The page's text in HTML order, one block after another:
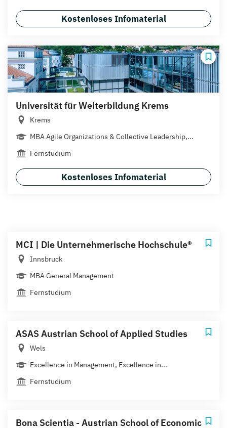
Kostenloses Infomaterial
Universität für Weiterbildung Krems
Krems
MBA Agile Organizations & Collective Leadership,...
Fernstudium
Kostenloses Infomaterial
MCI | Die Unternehmerische Hochschule®
Innsbruck
MBA General Management
Fernstudium
ASAS Austrian School of Applied Studies
Wels
Excellence in Management, Excellence in...
Fernstudium
Bona Scientia - Austrian School of Economics